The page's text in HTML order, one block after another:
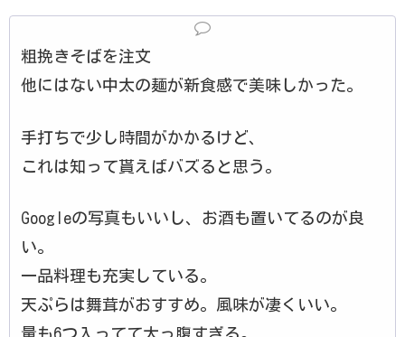
粗挽きそばを注文
他にはない中太の麺が新食感で美味しかった。
手打ちで少し時間がかかるけど、
これは知って貰えばバズると思う。
Googleの写真もいいし、お酒も置いてるのが良
い。
一品料理も充実している。
天ぷらは舞茸がおすすめ。風味が凄くいい。
量も6つ入ってて太っ腹すぎる。